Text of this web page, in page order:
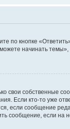
кнопке
начинать
свои собственные
Если кто-то уже
если сообщение
сообщение, если на